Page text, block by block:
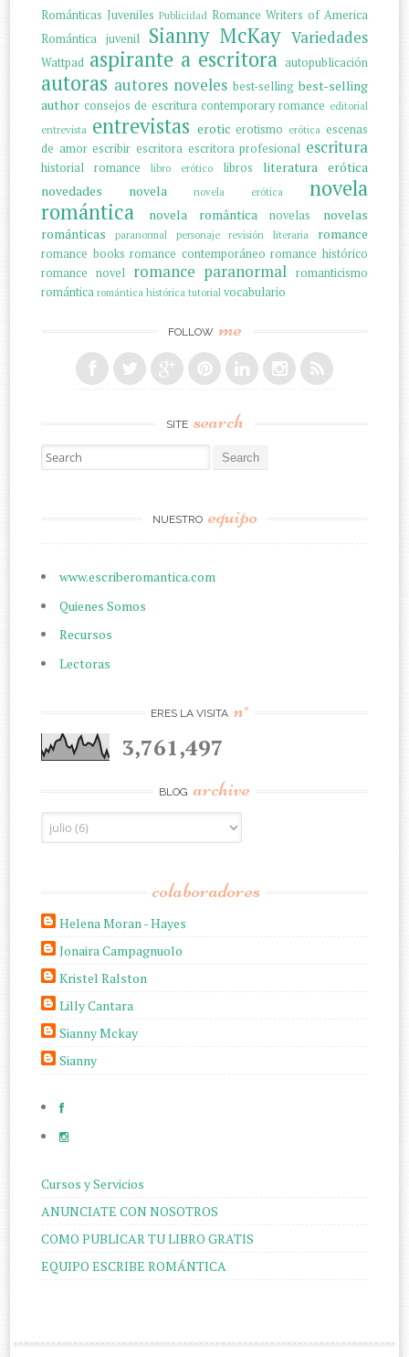
Románticas Juveniles Publicidad Romance Writers of America
Romántica juvenil
Sianny McKay Variedades
Wattpad aspirante a escritora autopublicación
autoras autores noveles best-selling best-selling
author consejos de escritura contemporary romance editorial
entrevista entrevistas erotic erotismo erótica escenas
de amor escribir escritora escritora profesional escritura
historial romance libro erótico libros
literatura erótica
novedades
novela novela erótica
novela
romántica
novela romântica novelas
novelas
románticas
paranormal personaje revisión literaria romance
romance books romance contemporáneo romance histórico
romance novel romance paranormal romanticismo
romántica romántica histórica tutorial vocabulario
FOLLOW me
SITE search
Search for:
NUESTRO equipo
www.escriberomantica.com
Quienes Somos
Recursos
Lectoras
ERES LA VISITA n°
3,761,497
BLOG archive
colaboradores
Helena Moran - Hayes
Jonaira Campagnuolo
Kristel Ralston
Lilly Cantara
Sianny Mckay
Sianny
Cursos y Servicios
ANUNCIATE CON NOSOTROS
COMO PUBLICAR TU LIBRO GRATIS
EQUIPO ESCRIBE ROMÁNTICA